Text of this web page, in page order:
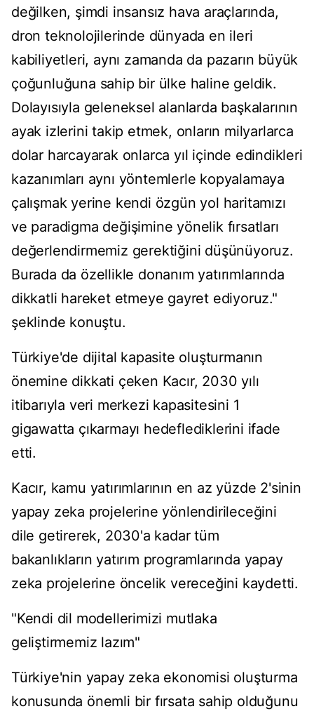
değilken, şimdi insansız hava araçlarında,
dron teknolojilerinde dünyada en ileri
kabiliyetleri, aynı zamanda da pazarın büyük
çoğunluğuna sahip bir ülke haline geldik.
Dolayısıyla geleneksel alanlarda başkalarının
ayak izlerini takip etmek, onların milyarlarca
dolar harcayarak onlarca yıl içinde edindikleri
kazanımları aynı yöntemlerle kopyalamaya
çalışmak yerine kendi özgün yol haritamızı
ve paradigma değişimine yönelik fırsatları
değerlendirmemiz gerektiğini düşünüyoruz.
Burada da özellikle donanım yatırımlarında
dikkatli hareket etmeye gayret ediyoruz."
şeklinde konuştu.
Türkiye'de dijital kapasite oluşturmanın
önemine dikkati çeken Kacır, 2030 yılı
itibarıyla veri merkezi kapasitesini 1
gigawatta çıkarmayı hedeflediklerini ifade
etti.
Kacır, kamu yatırımlarının en az yüzde 2'sinin
yapay zeka projelerine yönlendirileceğini
dile getirerek, 2030'a kadar tüm
bakanlıkların yatırım programlarında yapay
zeka projelerine öncelik vereceğini kaydetti.
"Kendi dil modellerimizi mutlaka
geliştirmemiz lazım"
Türkiye'nin yapay zeka ekonomisi oluşturma
konusunda önemli bir fırsata sahip olduğunu